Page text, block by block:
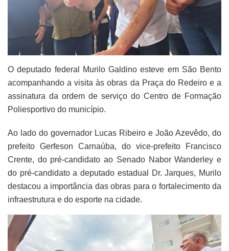
O deputado federal Murilo Galdino esteve em São Bento
acompanhando a visita às obras da Praça do Redeiro e a
assinatura da ordem de serviço do Centro de Formação
Poliesportivo do município.
Ao lado do governador Lucas Ribeiro e João Azevêdo, do
prefeito Gerfeson Carnaúba, do vice-prefeito Francisco
Crente, do pré-candidato ao Senado Nabor Wanderley e
do pré-candidato a deputado estadual Dr. Jarques, Murilo
destacou a importância das obras para o fortalecimento da
infraestrutura e do esporte na cidade.